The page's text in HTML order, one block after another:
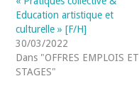
Education artistique et
culturelle » [F/H]
30/03/2022
Dans "OFFRES EMPLOIS ET
STAGES"